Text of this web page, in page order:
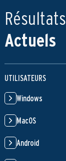
Résultats
Actuels
UTILISATEURS
Windows
MacOS
Android